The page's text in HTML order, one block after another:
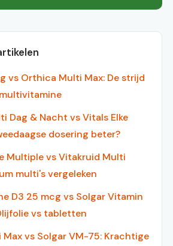
vs Orthica Multi Max: De strijd
Dag & Nacht vs Vitals Elke
dosering beter?
Multiple vs Vitakruid Multi
multi's vergeleken
D3 25 mcg vs Solgar Vitamin
vs tabletten
vs Solgar VM-75: Krachtige